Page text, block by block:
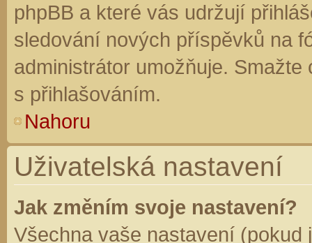
phpBB a které vás udržují
sledování nových příspěvků na
administrátor umožňuje.
s přihlašováním.
Nahoru
Uživatelská nastavení
Jak změním svoje nastavení?
Všechna vaše nastavení (pokud